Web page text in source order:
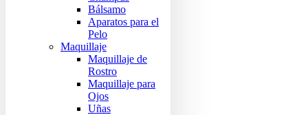
Bálsamo
Aparatos para el
Pelo
Maquillaje
Maquillaje de
Rostro
Maquillaje para
Ojos
Uñas